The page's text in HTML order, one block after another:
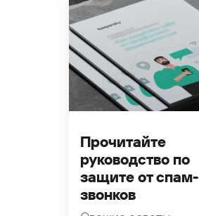
Прочитайте
руководство по
защите от спам-
звонков